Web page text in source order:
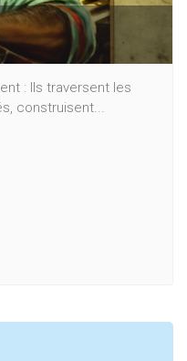
: Ils traversent les
construisent...